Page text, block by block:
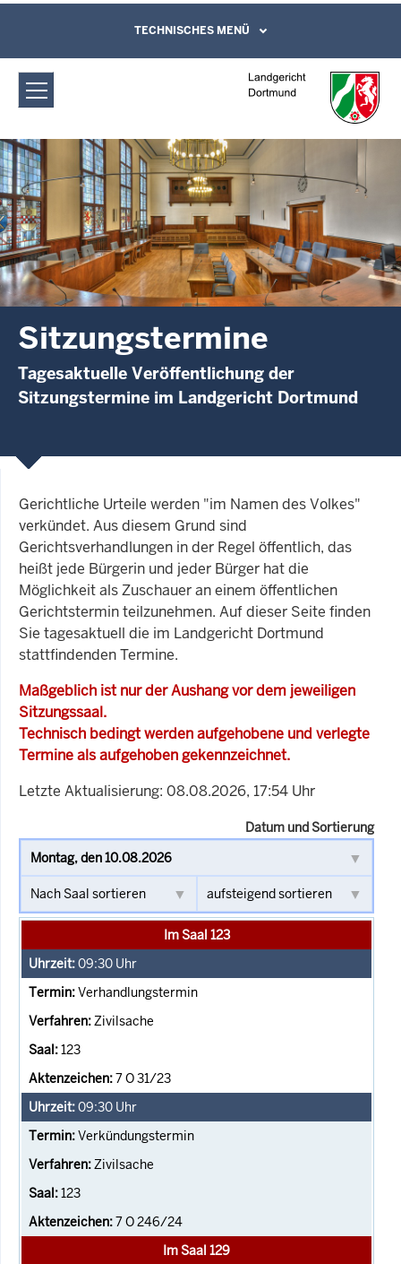
Landgericht Dortmund:
Sitzungstermine
Direkt zum Inhalt
Leichte Sprache, Gebärdensprachenvideo
und Kontaktformular
TECHNISCHES MENÜ
Sitzungstermine
Tagesaktuelle Veröffentlichung der
Sitzungstermine im Landgericht Dortmund
Gerichtliche Urteile werden "im Namen des Volkes"
verkündet. Aus diesem Grund sind
Gerichtsverhandlungen in der Regel öffentlich, das
heißt jede Bürgerin und jeder Bürger hat die
Möglichkeit als Zuschauer an einem öffentlichen
Gerichtstermin teilzunehmen. Auf dieser Seite finden
Sie tagesaktuell die im Landgericht Dortmund
stattfindenden Termine.
Maßgeblich ist nur der Aushang vor dem jeweiligen
Sitzungssaal.
Technisch bedingt werden aufgehobene und verlegte
Termine als aufgehoben gekennzeichnet.
Letzte Aktualisierung: 08.08.2026, 17:54 Uhr
Datum und Sortierung
Im Saal 123
09:30 Uhr
Verhandlungstermin
Zivilsache
123
7 O 31/23
09:30 Uhr
Verkündungstermin
Zivilsache
123
7 O 246/24
Im Saal 129